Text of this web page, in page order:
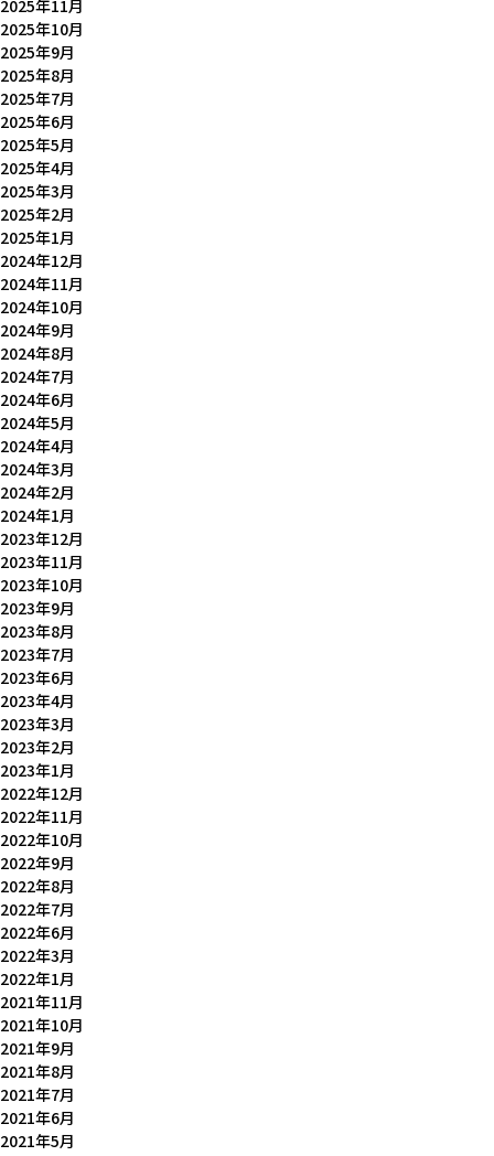
2025年11月
2025年10月
2025年9月
2025年8月
2025年7月
2025年6月
2025年5月
2025年4月
2025年3月
2025年2月
2025年1月
2024年12月
2024年11月
2024年10月
2024年9月
2024年8月
2024年7月
2024年6月
2024年5月
2024年4月
2024年3月
2024年2月
2024年1月
2023年12月
2023年11月
2023年10月
2023年9月
2023年8月
2023年7月
2023年6月
2023年4月
2023年3月
2023年2月
2023年1月
2022年12月
2022年11月
2022年10月
2022年9月
2022年8月
2022年7月
2022年6月
2022年3月
2022年1月
2021年11月
2021年10月
2021年9月
2021年8月
2021年7月
2021年6月
2021年5月